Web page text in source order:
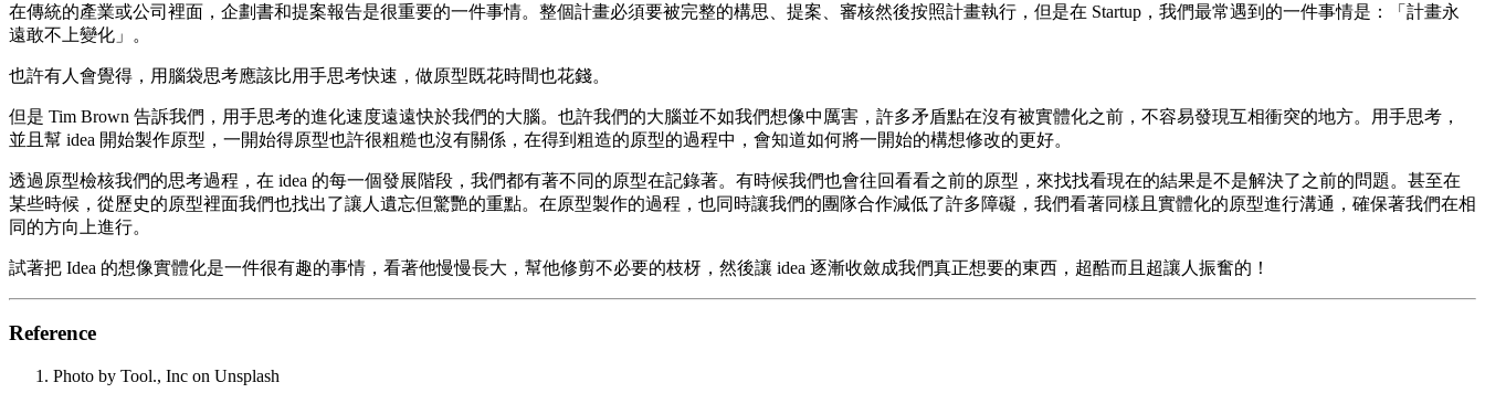
在傳統的產業或公司裡面，企劃書和提案報告是很重要的一件事情。整個計畫必須要被完整的構思、提案、審核然後按照計畫執行，但是在 Startup，我們最常遇到的一件事情是：「計畫永
遠敢不上變化」。
也許有人會覺得，用腦袋思考應該比用手思考快速，做原型既花時間也花錢。
但是 Tim Brown 告訴我們，用手思考的進化速度遠遠快於我們的大腦。也許我們的大腦並不如我們想像中厲害，許多矛盾點在沒有被實體化之前，不容易發現互相衝突的地方。用手思考，
並且幫 idea 開始製作原型，一開始得原型也許很粗糙也沒有關係，在得到粗造的原型的過程中，會知道如何將一開始的構想修改的更好。
透過原型檢核我們的思考過程，在 idea 的每一個發展階段，我們都有著不同的原型在記錄著。有時候我們也會往回看看之前的原型，來找找看現在的結果是不是解決了之前的問題。甚至在
某些時候，從歷史的原型裡面我們也找出了讓人遺忘但驚艷的重點。在原型製作的過程，也同時讓我們的團隊合作減低了許多障礙，我們看著同樣且實體化的原型進行溝通，確保著我們在相
同的方向上進行。
試著把 Idea 的想像實體化是一件很有趣的事情，看著他慢慢長大，幫他修剪不必要的枝枒，然後讓 idea 逐漸收斂成我們真正想要的東西，超酷而且超讓人振奮的！
Reference
Photo by Tool., Inc on Unsplash